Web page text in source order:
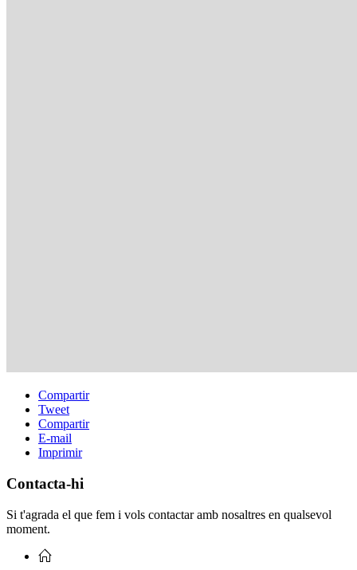
Compartir
Tweet
Compartir
E-mail
Imprimir
Contacta-hi
Si t'agrada el que fem i vols contactar amb nosaltres en qualsevol
moment.